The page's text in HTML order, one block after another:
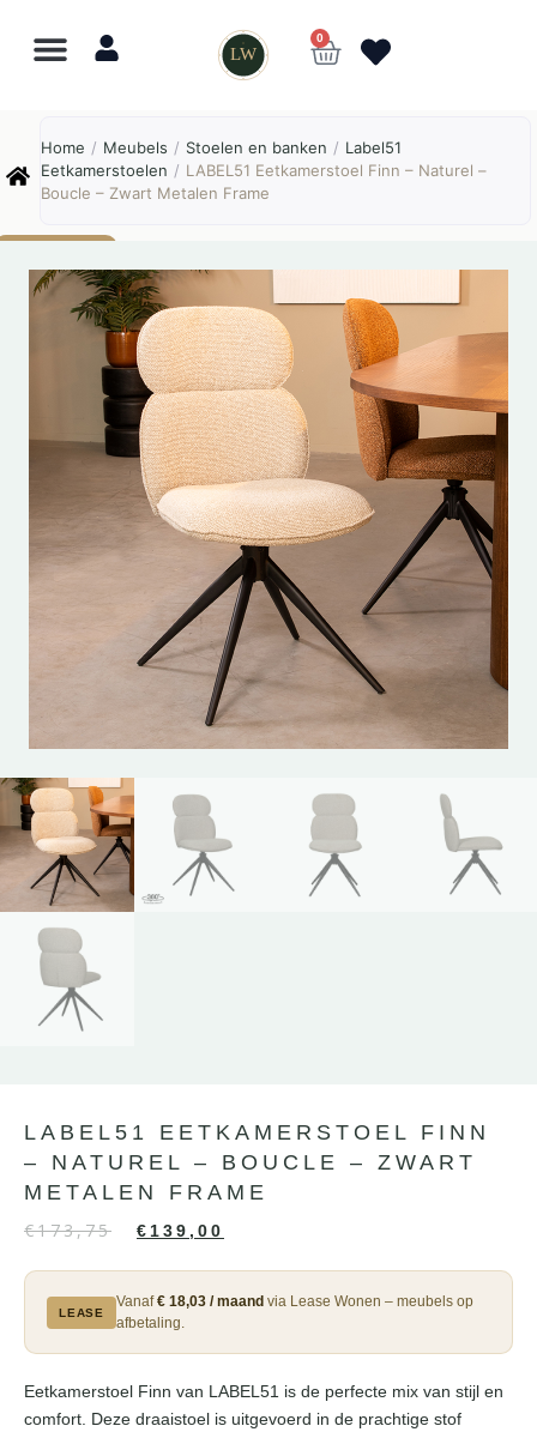
LW
0
Home / Meubels / Stoelen en banken / Label51
Eetkamerstoelen / LABEL51 Eetkamerstoel Finn – Naturel –
Boucle – Zwart Metalen Frame
LABEL51 EETKAMERSTOEL FINN
– NATUREL – BOUCLE – ZWART
METALEN FRAME
€173,75 € 139,00
LEASE
Vanaf€ 18,03 / maand via Lease Wonen – meubels op
afbetaling.
Eetkamerstoel Finn van LABEL51 is de perfecte mix van stijl en
comfort. Deze draaistoel is uitgevoerd in de prachtige stof
Online